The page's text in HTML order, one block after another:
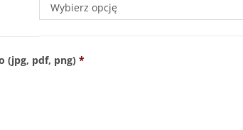
Wybierz opcję
(jpg, pdf, png) *